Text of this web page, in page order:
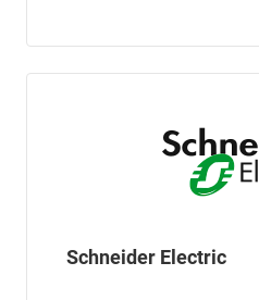
Schneider Electric